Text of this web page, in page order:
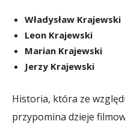
Władysław Krajewski
Leon Krajewski
Marian Krajewski
Jerzy Krajewski
Historia, która ze
przypomina dzieje